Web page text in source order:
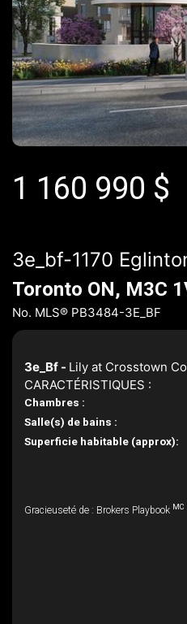
1 160 990 $
3e_bf-1170
Toronto ON, M3C
No. MLS® PB3484-3E_BF
3e_Bf - Lily at Crosstown
CARACTÉRISTIQUES :
Chambres :
Salle(s) de bains :
Superficie habitable (approx):
Gracieuseté de : Brokers Playbook MC